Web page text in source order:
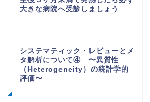
大きな病院へ受診しましょう
システマティック・レビューとメ
タ解析について④ 〜異質性
（Heterogeneity）の統計学的
評価〜